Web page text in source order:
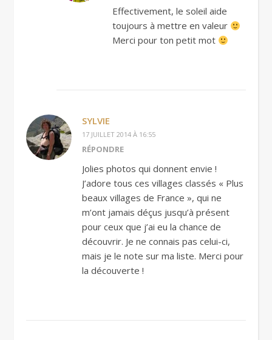
Effectivement, le soleil aide
toujours à mettre en valeur
Merci pour ton petit mot
SYLVIE
17 JUILLET 2014 À 16:55
RÉPONDRE
Jolies photos qui donnent envie !
J’adore tous ces villages classés « Plus
beaux villages de France », qui ne
m’ont jamais déçus jusqu’à présent
pour ceux que j’ai eu la chance de
découvrir. Je ne connais pas celui-ci,
mais je le note sur ma liste. Merci pour
la découverte !